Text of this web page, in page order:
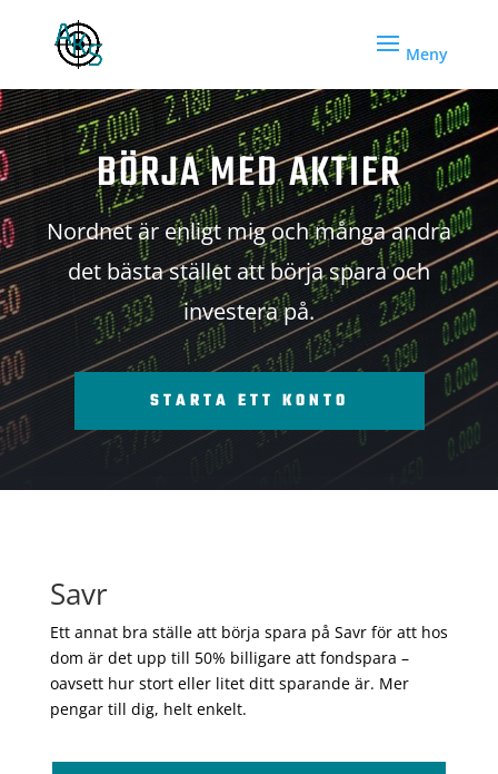
BÖRJA MED AKTIER
Nordnet är enligt mig och många andra
det bästa stället att börja spara och
investera på.
STARTA ETT KONTO
Savr
Ett annat bra ställe att börja spara på Savr för att hos
dom är det upp till 50% billigare att fondspara –
oavsett hur stort eller litet ditt sparande är. Mer
pengar till dig, helt enkelt.